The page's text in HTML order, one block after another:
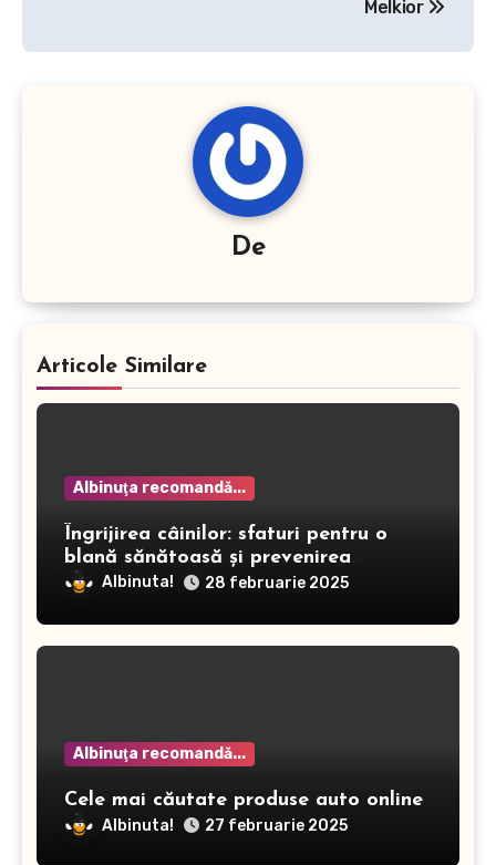
Melkior
De
Articole Similare
Albinuţa recomandă...
Îngrijirea câinilor: sfaturi pentru o
blană sănătoasă și prevenirea
dermatitei
Albinuta! 28 februarie 2025
Albinuţa recomandă...
Cele mai căutate produse auto online
Albinuta! 27 februarie 2025